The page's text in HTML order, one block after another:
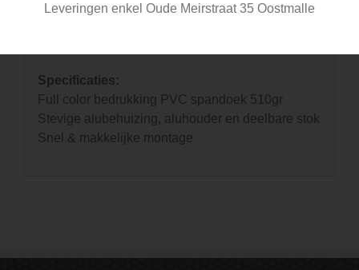
Specificaties:
Full color bedrukking PVC spandoek 510gr
Stevige alubehuizing, aluhouder en deelbare stok
Snel & makkelijke montage
Leveringen enkel Oude Meirstraat 35 Oostmalle